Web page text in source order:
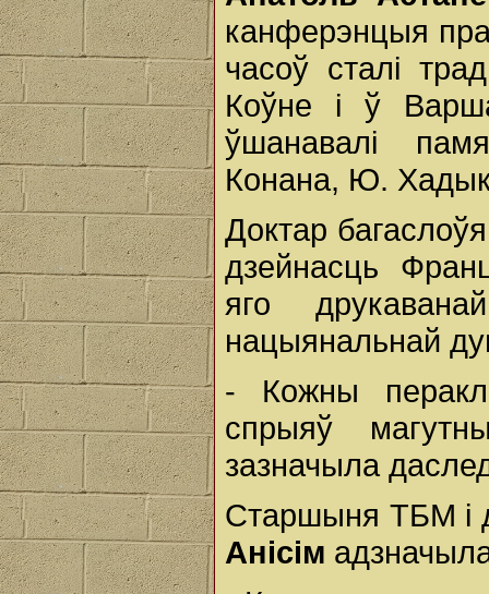
канферэнцыя
часоў сталі
Коўне і ў
ўшанавалі
Конана, Ю.
Доктар
дзейнасць
яго
нацыянальнай
- Кожны
спрыяў
зазначыла
Старшыня ТБМ і
Анісім